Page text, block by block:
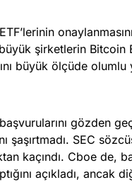
şirketlerin Bitcoin
büyük ölçüde olumlu
gözden
şaşırtmadı. SEC
kaçındı. Cboe de,
açıkladı, ancak